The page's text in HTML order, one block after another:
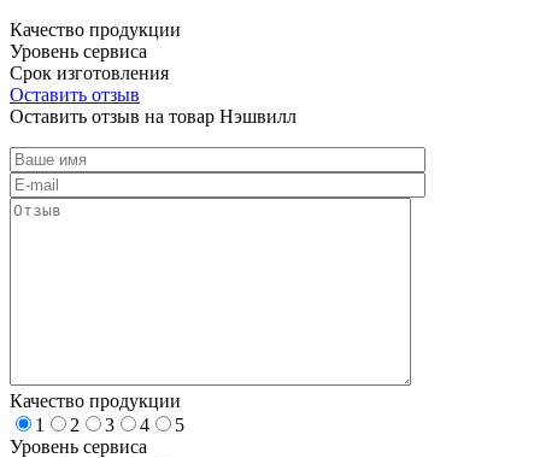
Качество продукции
Уровень сервиса
Срок изготовления
Оставить отзыв
Оставить отзыв на товар Нэшвилл
Качество продукции
1
2 3 4
5
Уровень сервиса